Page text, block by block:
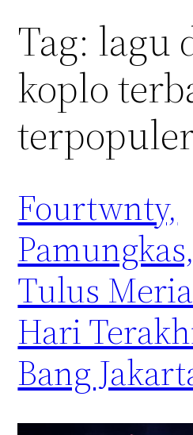
Tag: lagu
koplo
Fourtwnty,
Tulus
Hari
Bang